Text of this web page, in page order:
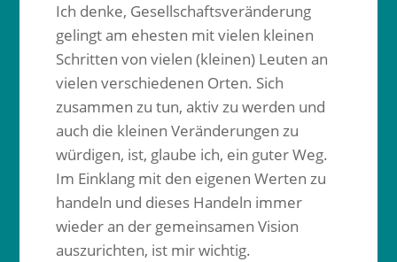
Ich denke, Gesellschaftsveränderung
gelingt am ehesten mit vielen kleinen
Schritten von vielen (kleinen) Leuten an
vielen verschiedenen Orten. Sich
zusammen zu tun, aktiv zu werden und
auch die kleinen Veränderungen zu
würdigen, ist, glaube ich, ein guter Weg.
Im Einklang mit den eigenen Werten zu
handeln und dieses Handeln immer
wieder an der gemeinsamen Vision
auszurichten, ist mir wichtig.